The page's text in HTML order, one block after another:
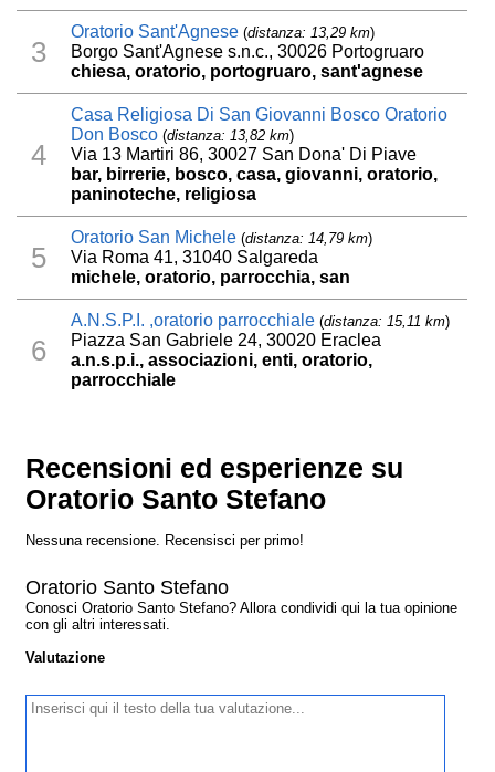
3
Oratorio Sant'Agnese (distanza: 13,29 km)
Borgo Sant'Agnese s.n.c., 30026 Portogruaro
chiesa, oratorio, portogruaro, sant'agnese
4
Casa Religiosa Di San Giovanni Bosco Oratorio
Don Bosco (distanza: 13,82 km)
Via 13 Martiri 86, 30027 San Dona' Di Piave
bar, birrerie, bosco, casa, giovanni, oratorio,
paninoteche, religiosa
5
Oratorio San Michele (distanza: 14,79 km)
Via Roma 41, 31040 Salgareda
michele, oratorio, parrocchia, san
6
A.N.S.P.I. ,oratorio parrocchiale (distanza: 15,11 km)
Piazza San Gabriele 24, 30020 Eraclea
a.n.s.p.i., associazioni, enti, oratorio,
parrocchiale
Recensioni ed esperienze su
Oratorio Santo Stefano
Nessuna recensione. Recensisci per primo!
Oratorio Santo Stefano
Conosci Oratorio Santo Stefano? Allora condividi qui la tua opinione
con gli altri interessati.
Valutazione